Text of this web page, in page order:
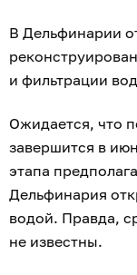
В Дельфинарии
и фильтрации
Ожидается, что
завершится в
этапа
Дельфинария
водой. Правда,
не известны.